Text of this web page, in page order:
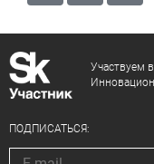
Участвуем
ПОДПИСАТЬСЯ: